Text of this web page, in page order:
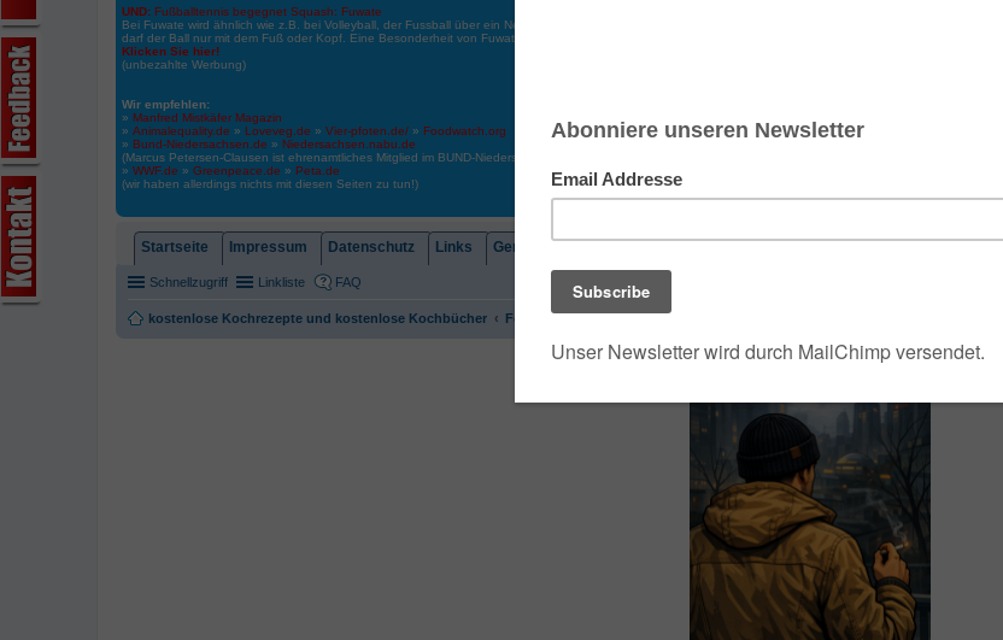
UND: Fußballtennis begegnet Squash: Fuwate
Bei Fuwate wird ähnlich wie z.B. bei Volleyball, der Fussball über ein Netz gespielt. Wichtig: der Ball darf zu keiner Zeit den Boden berühren. Gespielt werden
darf der Ball nur mit dem Fuß oder Kopf. Eine Besonderheit von Fuwate ist, dass der Ball ähnlich wie beim Squash, auch über die Wände gespielt werden darf.
Klicken Sie hier!
(unbezahlte Werbung)
Wir empfehlen:
» Manfred Mistkäfer Magazin
» Animalequality.de » Loveveg.de » Vier-pfoten.de/ » Foodwatch.org
» Bund-Niedersachsen.de » Niedersachsen.nabu.de
(Marcus Petersen-Clausen ist ehrenamtliches Mitglied im BUND-Niedersachsen und Niedersachsen Nabu)
» WWF.de » Greenpeace.de » Peta.de
(wir haben allerdings nichts mit diesen Seiten zu tun!)
Startseite Impressum Datenschutz Links Gemeindebrief
Schnellzugriff Linkliste FAQ
kostenlose Kochrezepte und kostenlose Kochbücher Foren-Übersicht